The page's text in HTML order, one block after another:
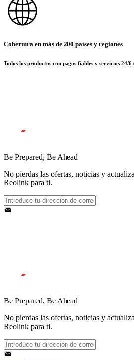
Cobertura en más de 200 países y regiones
Todos los productos con pagos fiables y servicios 24/6
Be Prepared, Be Ahead
No pierdas las ofertas, noticias y
Reolink para ti.
Be Prepared, Be Ahead
No pierdas las ofertas, noticias y
Reolink para ti.